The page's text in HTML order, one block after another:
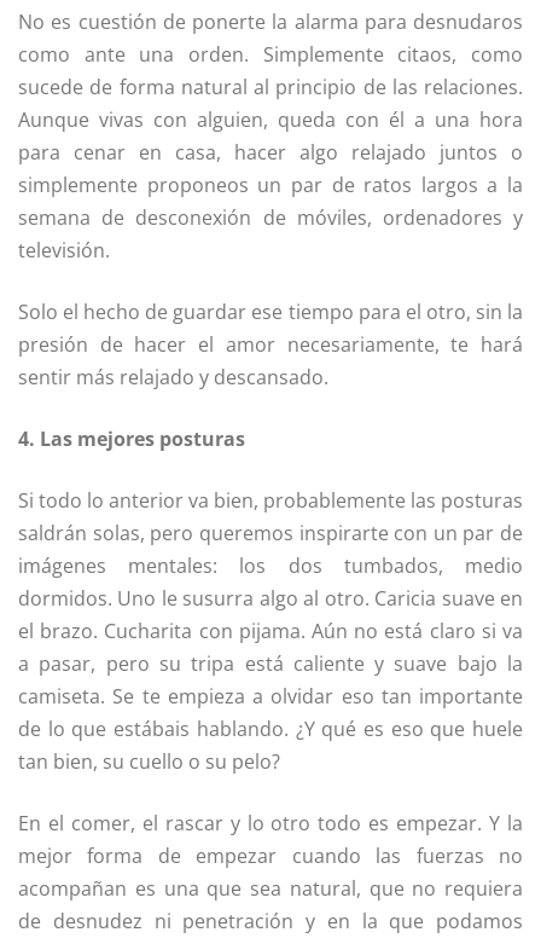
No es cuestión de ponerte la alarma para desnudaros
como ante una orden. Simplemente citaos, como
sucede de forma natural al principio de las relaciones.
Aunque vivas con alguien, queda con él a una hora
para cenar en casa, hacer algo relajado juntos o
simplemente proponeos un par de ratos largos a la
semana de desconexión de móviles, ordenadores y
televisión.
Solo el hecho de guardar ese tiempo para el otro, sin la
presión de hacer el amor necesariamente, te hará
sentir más relajado y descansado.
4. Las mejores posturas
Si todo lo anterior va bien, probablemente las posturas
saldrán solas, pero queremos inspirarte con un par de
imágenes mentales: los dos tumbados, medio
dormidos. Uno le susurra algo al otro. Caricia suave en
el brazo. Cucharita con pijama. Aún no está claro si va
a pasar, pero su tripa está caliente y suave bajo la
camiseta. Se te empieza a olvidar eso tan importante
de lo que estábais hablando. ¿Y qué es eso que huele
tan bien, su cuello o su pelo?
En el comer, el rascar y lo otro todo es empezar. Y la
mejor forma de empezar cuando las fuerzas no
acompañan es una que sea natural, que no requiera
de desnudez ni penetración y en la que podamos